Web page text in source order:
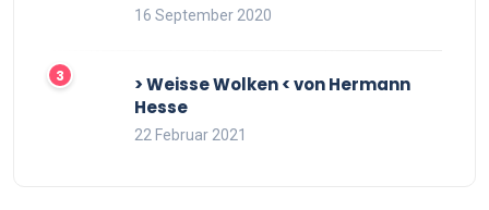
16 September 2020
> Weisse Wolken < von Hermann
Hesse
22 Februar 2021